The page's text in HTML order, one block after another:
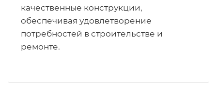
качественные конструкции,
обеспечивая удовлетворение
потребностей в строительстве и
ремонте.